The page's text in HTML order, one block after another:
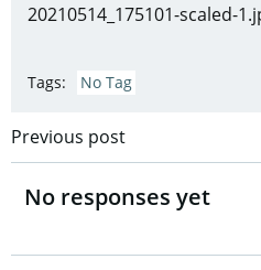
20210514_175101-scaled-
Tags: No Tag
Post
navigation
Previous post
No responses yet